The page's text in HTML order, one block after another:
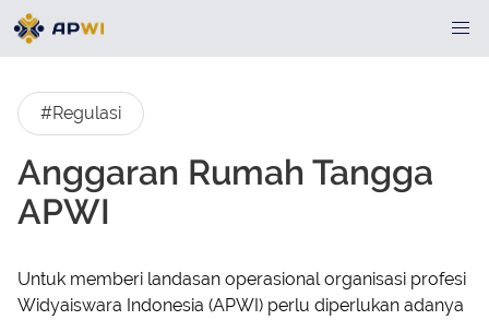
#Regulasi
Anggaran Rumah Tangga
APWI
Untuk memberi landasan operasional organisasi profesi
Widyaiswara Indonesia (APWI) perlu diperlukan adanya